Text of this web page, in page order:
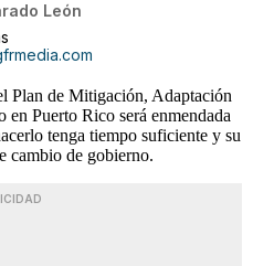
León
Plan de Mitigación, Adaptación
Puerto Rico será enmendada
tenga tiempo suficiente y su
cambio de gobierno.